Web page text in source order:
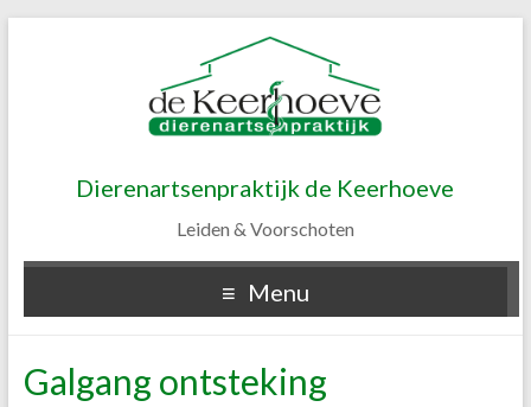
Dierenartsenpraktijk de Keerhoeve
Leiden & Voorschoten
Menu
Galgang ontsteking